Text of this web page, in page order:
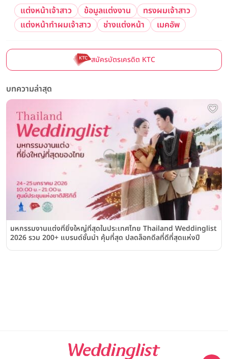
แต่งหน้าเจ้าสาว
ข้อมูลแต่งงาน
ทรงผมเจ้าสาว
แต่งหน้าทำผมเจ้าสาว
ช่างแต่งหน้า เมคอัพ
สมัครบัตรเครดิต KTC
บทความล่าสุด
มหกรรมงานแต่งที่ยิ่งใหญ่ที่สุดในประเทศไทย Thailand Weddinglist
2026 รวม 200+ แบรนด์ชั้นนำ คุ้มที่สุด ปลดล็อกดีลที่ดีที่สุดแห่งปี